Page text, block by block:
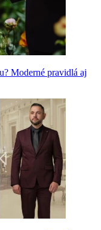
Moderné pravidlá aj